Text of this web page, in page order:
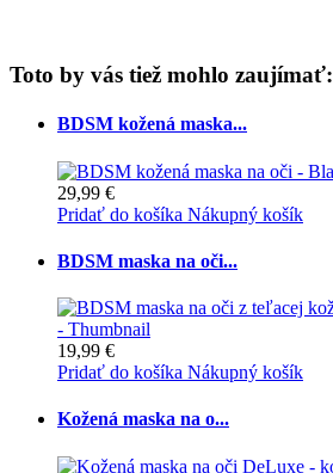
Toto by vás tiež mohlo zaujímať:
BDSM kožená maska...
29,99 €
Pridať do košíka Nákupný košík
BDSM maska na oči...
19,99 €
Pridať do košíka Nákupný košík
Kožená maska na o...